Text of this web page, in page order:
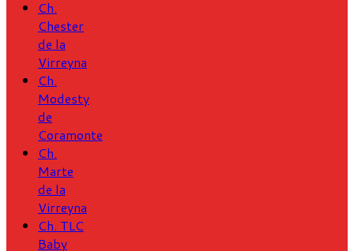
Ch.
Chester
de la
Virreyna
Ch.
Modesty
de
Coramonte
Ch.
Marte
de la
Virreyna
Ch. TLC
Baby